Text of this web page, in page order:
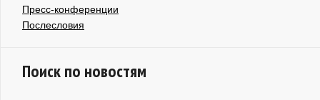
Пресс-конференции
Послесловия
Поиск по новостям